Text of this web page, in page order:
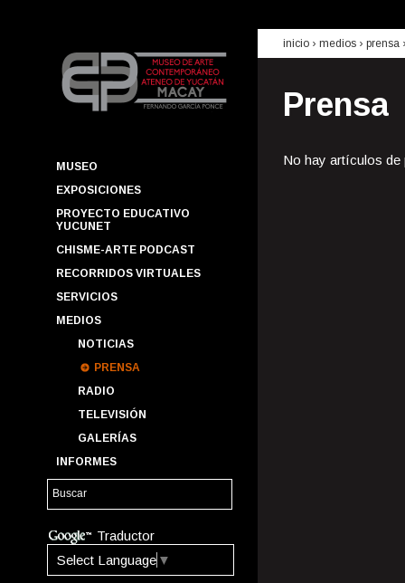
MUSEO
EXPOSICIONES
PROYECTO EDUCATIVO
YUCUNET
CHISME-ARTE PODCAST
RECORRIDOS VIRTUALES
SERVICIOS
MEDIOS
NOTICIAS
PRENSA
RADIO
TELEVISIÓN
GALERÍAS
INFORMES
Traductor
Select Language ▼
inicio › medios › prensa
Prensa
No hay artículos de